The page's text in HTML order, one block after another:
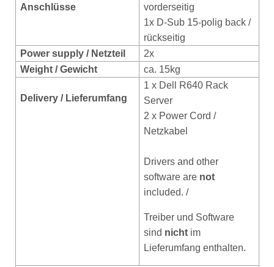
Anschlüsse
vorderseitig
1x D-Sub 15-polig back /
rückseitig
Power supply / Netzteil
2x
Weight / Gewicht
ca. 15kg
Delivery / Lieferumfang
1 x Dell R640 Rack
Server
2 x Power Cord /
Netzkabel
Drivers and other
software are not
included. /
Treiber und Software
sind nicht im
Lieferumfang enthalten.